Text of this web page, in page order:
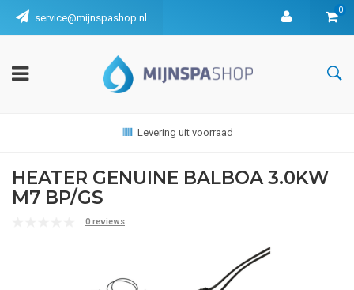
service@mijnspashop.nl
0
Levering uit voorraad
HEATER GENUINE BALBOA 3.0KW
M7 BP/GS
0 reviews